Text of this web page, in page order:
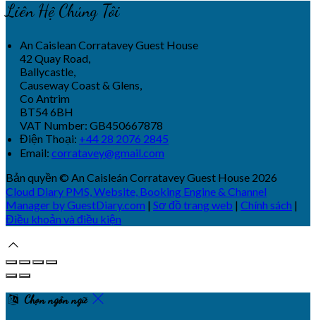
Liên Hệ Chúng Tôi
An Caislean Corratavey Guest House
42 Quay Road,
Ballycastle,
Causeway Coast & Glens,
Co Antrim
BT54 6BH
VAT Number: GB450667878
Điện Thoại: +44 28 2076 2845
Email: corratavey@gmail.com
Bản quyền © An Caisleán Corratavey Guest House 2026
Cloud Diary PMS, Website, Booking Engine & Channel
Manager by GuestDiary.com | Sơ đồ trang web | Chính sách |
Điều khoản và điều kiện
Chọn ngôn ngữ